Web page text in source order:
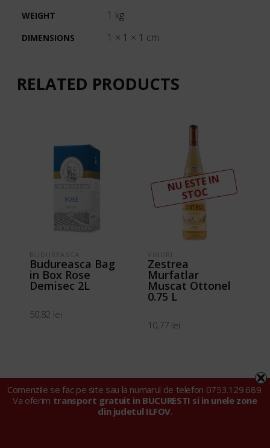
WEIGHT 1 kg
DIMENSIONS 1 × 1 × 1 cm
RELATED PRODUCTS
BUDUREASCA
Budureasca Bag
in Box Rose
Demisec 2L
50,82 lei
N
U ESTE I
N
ST
OC
VINURI
Zestrea
Murfatlar
Muscat Ottonel
0.75 L
10,77 lei
Comenzile se fac pe site sau la numarul de telefon 0753.129.689.
Va oferim transport gratuit in BUCURESTI si in unele zone
din judetul ILFOV.